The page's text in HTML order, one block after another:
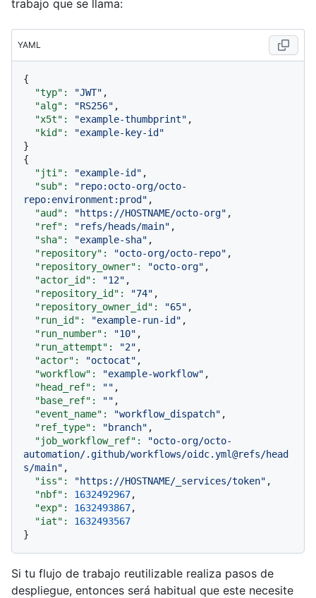
trabajo que se llama:
YAML
{
"typ":
"JWT" ,
"alg":
"RS256" ,
"x5t":
"example-thumbprint" ,
"kid":
"example-key-id"
}
{
"jti":
"example-id" ,
"sub":
"repo:octo-org/octo-
repo:environment:prod" ,
"aud":
"https://HOSTNAME/octo-org" ,
"ref":
"refs/heads/main" ,
"sha":
"example-sha" ,
"repository":
"octo-org/octo-repo" ,
"repository_owner":
"octo-org" ,
"actor_id":
"12" ,
"repository_id":
"74" ,
"repository_owner_id":
"65" ,
"run_id":
"example-run-id" ,
"run_number":
"10" ,
"run_attempt":
"2" ,
"actor":
"octocat" ,
"workflow":
"example-workflow" ,
"head_ref":
"" ,
"base_ref":
"" ,
"event_name":
"workflow_dispatch" ,
"ref_type":
"branch" ,
"job_workflow_ref":
"octo-org/octo-
automation/.github/workflows/oidc.yml@refs/head
s/main" ,
"iss":
"https://HOSTNAME/_services/token" ,
"nbf":
1632492967,
"exp":
1632493867,
"iat":
1632493567
Si tu flujo de trabajo reutilizable realiza pasos de
despliegue, entonces será habitual que este necesite